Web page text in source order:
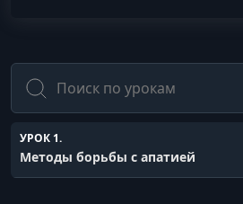
Поиск
УРОК 1.
Методы борьбы с апатией